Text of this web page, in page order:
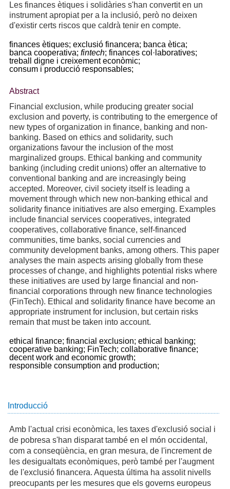
Les finances ètiques i solidàries s'han convertit en un
instrument apropiat per a la inclusió, però no deixen
d'existir certs riscos que caldrà tenir en compte.
finances ètiques; exclusió financera; banca ètica;
banca cooperativa; fintech; finances col·laboratives;
treball digne i creixement econòmic;
consum i producció responsables;
Abstract
Financial exclusion, while producing greater social
exclusion and poverty, is contributing to the emergence of
new types of organization in finance, banking and non-
banking. Based on ethics and solidarity, such
organizations favour the inclusion of the most
marginalized groups. Ethical banking and community
banking (including credit unions) offer an alternative to
conventional banking and are increasingly being
accepted. Moreover, civil society itself is leading a
movement through which new non-banking ethical and
solidarity finance initiatives are also emerging. Examples
include financial services cooperatives, integrated
cooperatives, collaborative finance, self-financed
communities, time banks, social currencies and
community development banks, among others. This paper
analyses the main aspects arising globally from these
processes of change, and highlights potential risks where
these initiatives are used by large financial and non-
financial corporations through new finance technologies
(FinTech). Ethical and solidarity finance have become an
appropriate instrument for inclusion, but certain risks
remain that must be taken into account.
ethical finance; financial exclusion; ethical banking;
cooperative banking; FinTech; collaborative finance;
decent work and economic growth;
responsible consumption and production;
Introducció
Amb l'actual crisi econòmica, les taxes d'exclusió social i
de pobresa s'han disparat també en el món occidental,
com a conseqüència, en gran mesura, de l'increment de
les desigualtats econòmiques, però també per l'augment
de l'exclusió financera. Aquesta última ha assolit nivells
preocupants per les mesures que els governs europeus